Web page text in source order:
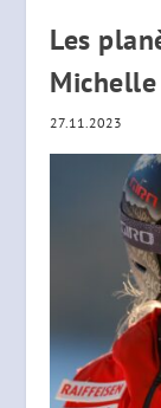
Les
27.11.2023